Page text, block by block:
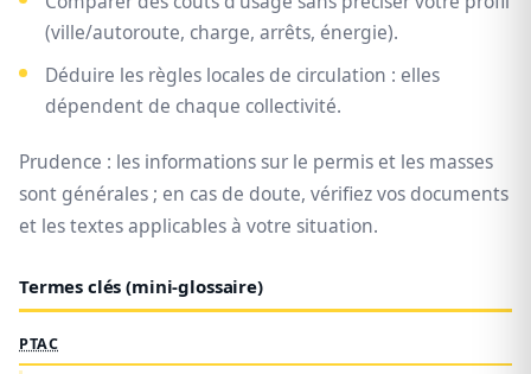
(ville/autoroute, charge, arrêts, énergie).
Déduire les règles locales de circulation : elles
dépendent de chaque collectivité.
Prudence : les informations sur le permis et les masses
sont générales ; en cas de doute, vérifiez vos documents
et les textes applicables à votre situation.
Termes clés (mini-glossaire)
PTAC